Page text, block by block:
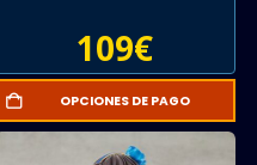
109€
OPCIONES DE PAGO